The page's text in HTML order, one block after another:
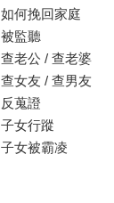
如何挽回家庭
被監聽
查老公 / 查老婆
查女友 / 查男友
反蒐證
子女行蹤
子女被霸凌